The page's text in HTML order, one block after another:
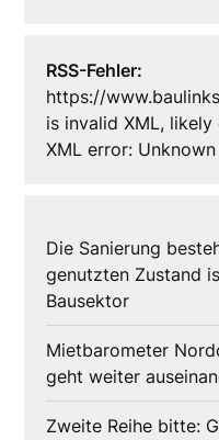
RSS-Fehler:
https://
is invalid XML,
XML error:
Die Sanierung
genutzten Zustand
Bausektor
Mietbarometer
geht weiter
Zweite Reihe bitte: